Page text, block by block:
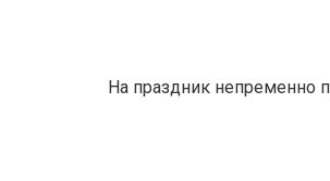
На праздник непременно